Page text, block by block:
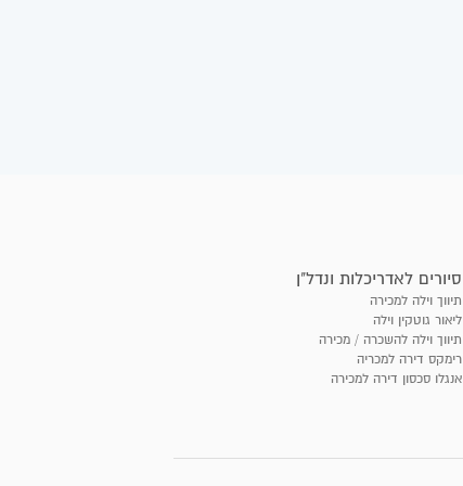
סיורים לאדריכלות ונדל"ן
תיווך וילה למכירה
ליאור גוטקין וילה
תיווך וילה להשכרה / מכירה
רימקס דירה למכריה
אנגלו סכסון דירה למכירה